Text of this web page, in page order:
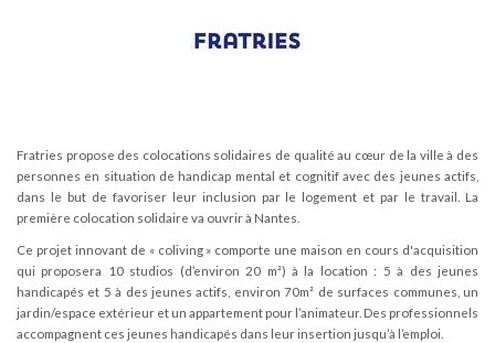
Fratries propose des colocations solidaires de qualité au cœur de la ville à des
personnes en situation de handicap mental et cognitif avec des jeunes actifs,
dans le but de favoriser leur inclusion par le logement et par le travail. La
première colocation solidaire va ouvrir à Nantes.
Ce projet innovant de « coliving » comporte une maison en cours d'acquisition
qui proposera 10 studios (d’environ 20 m²) à la location : 5 à des jeunes
handicapés et 5 à des jeunes actifs, environ 70m² de surfaces communes, un
jardin/espace extérieur et un appartement pour l’animateur. Des professionnels
accompagnent ces jeunes handicapés dans leur insertion jusqu’à l’emploi.